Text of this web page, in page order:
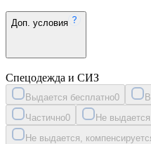
Доп. условия
Спецодежда и СИЗ
Выдается бесплатно0
Частично0 Не
Не выдается,